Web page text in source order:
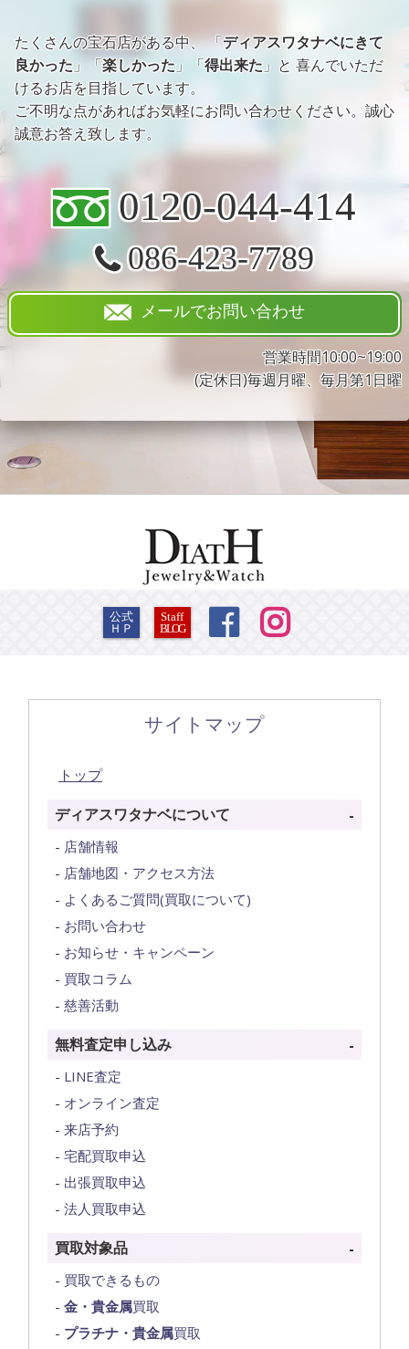
たくさんの宝石店がある中、 「ディアスワタナベにきて
良かった」「楽しかった 」「得出来た 」と 喜んでいただ
けるお店を目指しています。
ご不明な点があればお気軽にお問い合わせください。誠心
誠意お答え致します。
0120-044-414
086-423-7789
メールでお問い合わせ
営業時間10:00~19:00
(定休日)毎週月曜、毎月第1日曜
公式
ＨＰ
Staff
BLOG
 
サイトマップ
トップ
ディアスワタナベについて
店舗情報
店舗地図・アクセス方法
よくあるご質問(買取について)
お問い合わせ
お知らせ・キャンペーン
買取コラム
慈善活動
無料査定申し込み
LINE査定
オンライン査定
来店予約
宅配買取申込
出張買取申込
法人買取申込
買取対象品
買取できるもの
金・貴金属買取
プラチナ・貴金属買取